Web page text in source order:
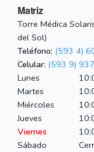
Matriz
Torre Médica
del Sol)
Teléfono: (593 4)
Celular: (593 9)
Lunes
Martes
Miércoles
Jueves
Viernes
Sábado